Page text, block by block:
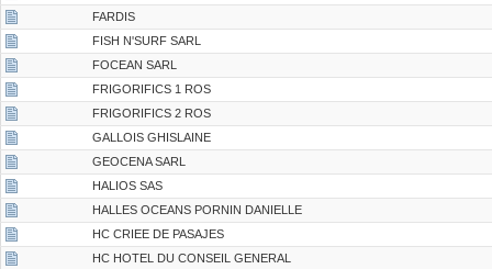
FARDIS
FISH N'SURF SARL
FOCEAN SARL
FRIGORIFICS 1 ROS
FRIGORIFICS 2 ROS
GALLOIS GHISLAINE
GEOCENA SARL
HALIOS SAS
HALLES OCEANS PORNIN DANIELLE
HC CRIEE DE PASAJES
HC HOTEL DU CONSEIL GENERAL